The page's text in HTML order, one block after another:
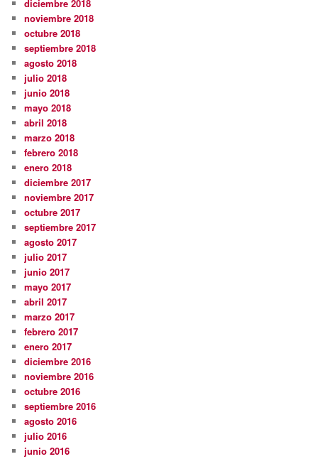
diciembre 2018
noviembre 2018
octubre 2018
septiembre 2018
agosto 2018
julio 2018
junio 2018
mayo 2018
abril 2018
marzo 2018
febrero 2018
enero 2018
diciembre 2017
noviembre 2017
octubre 2017
septiembre 2017
agosto 2017
julio 2017
junio 2017
mayo 2017
abril 2017
marzo 2017
febrero 2017
enero 2017
diciembre 2016
noviembre 2016
octubre 2016
septiembre 2016
agosto 2016
julio 2016
junio 2016